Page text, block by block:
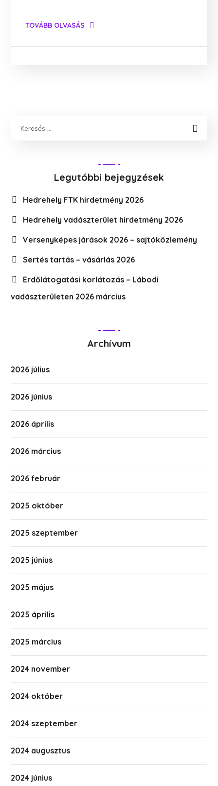
TOVÁBB OLVASÁS
Legutóbbi bejegyzések
Hedrehely FTK hirdetmény 2026
Hedrehely vadászterület hirdetmény 2026
Versenyképes járások 2026 – sajtóközlemény
Sertés tartás – vásárlás 2026
Erdőlátogatási korlátozás – Lábodi
vadászterületen 2026 március
Archívum
2026 július
2026 június
2026 április
2026 március
2026 február
2025 október
2025 szeptember
2025 június
2025 május
2025 április
2025 március
2024 november
2024 október
2024 szeptember
2024 augusztus
2024 június